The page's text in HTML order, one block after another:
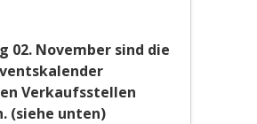
02. November sind die
Verkaufsstellen
(siehe unten)